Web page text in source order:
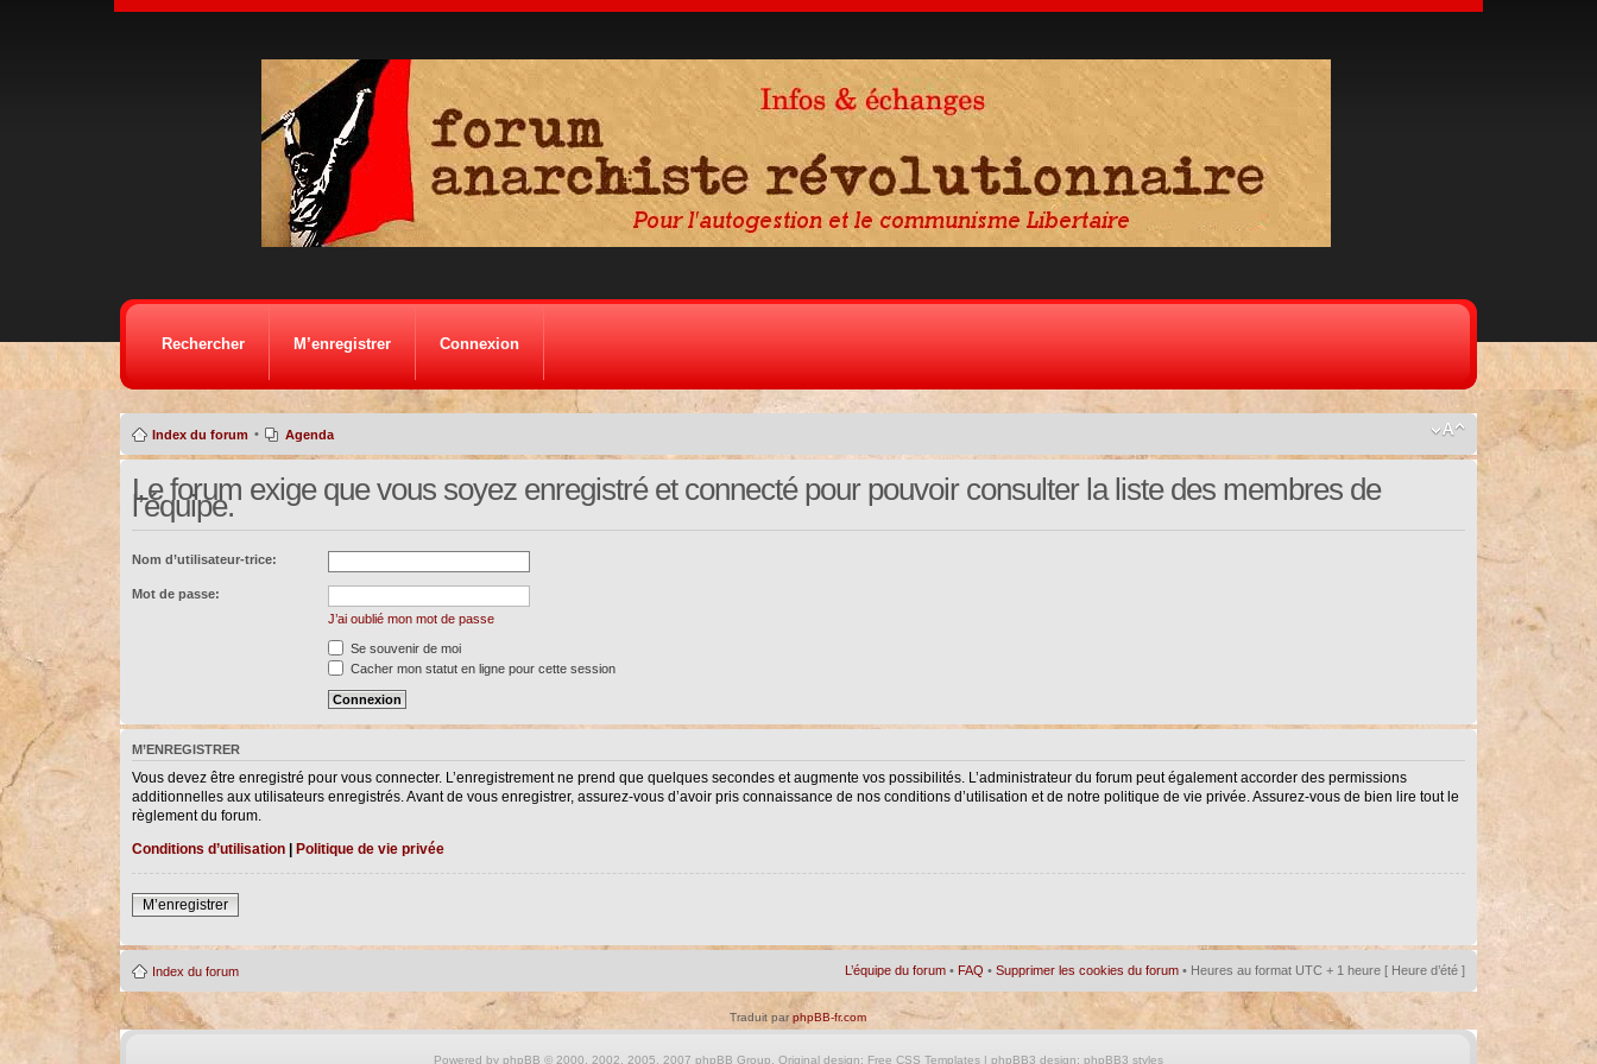
Rechercher M’enregistrer Connexion
Index du forum • Agenda
Le forum exige que vous soyez enregistré et connecté pour pouvoir consulter la liste des membres de
l’équipe.
Nom d’utilisateur-trice:
Mot de passe:
J’ai oublié mon mot de passe
Se souvenir de moi
Cacher mon statut en ligne pour cette session
M’ENREGISTRER
Vous devez être enregistré pour vous connecter. L’enregistrement ne prend que quelques secondes et augmente vos possibilités. L’administrateur du forum peut également accorder des permissions
additionnelles aux utilisateurs enregistrés. Avant de vous enregistrer, assurez-vous d’avoir pris connaissance de nos conditions d’utilisation et de notre politique de vie privée. Assurez-vous de bien lire tout le
règlement du forum.
Conditions d’utilisation| Politique de vie privée
M’enregistrer
Index du forum L’équipe du forum • FAQ •Supprimer les cookies du forum • Heures au format UTC + 1 heure [ Heure d’été ]
Traduit parphpBB-fr.com
Powered by phpBB © 2000, 2002, 2005, 2007 phpBB Group. Original design: Free CSS Templates| phpBB3 design: phpBB3 styles